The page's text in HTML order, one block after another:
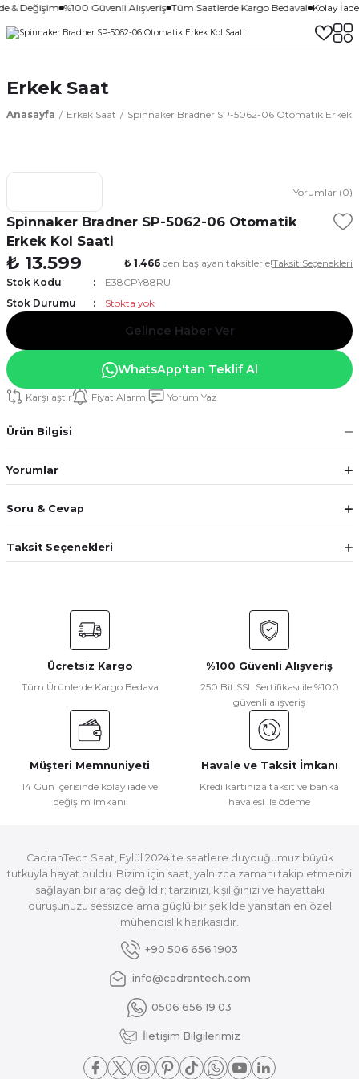
& Değişim %100 Güvenli Alışveriş Tüm Saatlerde Kargo Bedava! Kolay
Erkek Saat
Anasayfa Erkek Saat Spinnaker Bradner SP-5062-06 Otomatik Erkek
Yorumlar (0)
Spinnaker Bradner SP-5062-06 Otomatik
Erkek Kol Saati
₺ 13.599 ₺ 1.466 den başlayan taksitlerle!Taksit Seçenekleri
Stok Kodu
E38CPY88RU
Stok Durumu
Stokta yok
Gelince Haber Ver
WhatsApp'tan Teklif Al
Karşılaştır Fiyat Alarmı Yorum Yaz
Ürün Bilgisi
Yorumlar
Soru & Cevap
Taksit Seçenekleri
Ücretsiz Kargo
Tüm Ürünlerde Kargo Bedava
%100 Güvenli Alışveriş
250 Bit SSL Sertifikası ile %100
güvenli alışveriş
Müşteri Memnuniyeti
14 Gün içerisinde kolay iade ve
değişim imkanı
Havale ve Taksit İmkanı
Kredi kartınıza taksit ve banka
havalesi ile ödeme
CadranTech Saat, Eylül 2024’te saatlere duyduğumuz büyük
tutkuyla hayat buldu. Bizim için saat, yalnızca zamanı takip etmenizi
sağlayan bir araç değildir; tarzınızı, kişiliğinizi ve hayattaki
duruşunuzu sessizce ama güçlü bir şekilde yansıtan en özel
mühendislik harikasıdır.
+90 506 656 1903
info@cadrantech.com
0506 656 19 03
İletişim Bilgilerimiz